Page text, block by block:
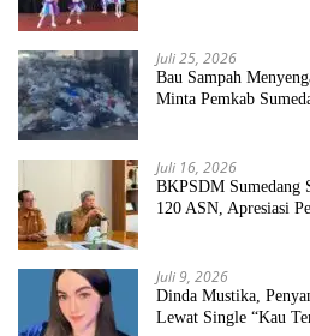
Juli 25, 2026
Bau Sampah
Minta Pemkab
Juli 16, 2026
BKPSDM Sumedang
120 ASN, Apresiasi
Juli 9, 2026
Dinda Mustika,
Lewat Single “Kau